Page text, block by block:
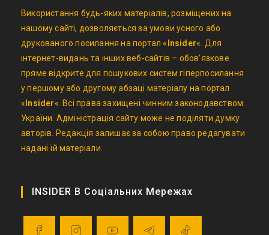
Використання будь-яких матеріалів, розміщених на
нашому сайті, дозволяється за умови усного або
друкованого посилання на портал « Insider«. Для
інтернет-видань та інших веб-сайтів – обов’язкове
пряме відкрите для пошукових систем гіперпосилання
у першому або другому абзаці матеріалу на портал
« Insider«. Всі права захищені чинним законодавством
України. Адміністрація сайту може не поділяти думку
авторів. Редакція залишає за собою право редагувати
надані їй матеріали.
INSIDER В Соціальних Мережах